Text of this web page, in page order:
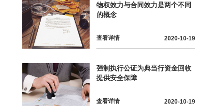
物权效力与合同效力是两个不同
的概念
查看详情 2020-10-19
强制执行公证为典当行资金回收
提供安全保障
查看详情 2020-10-19